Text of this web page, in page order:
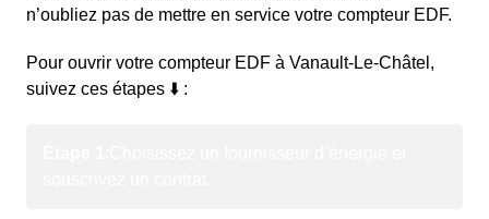
n’oubliez pas de mettre en service votre compteur EDF.
Pour ouvrir votre compteur EDF à Vanault-Le-Châtel,
suivez ces étapes ⬇️ :